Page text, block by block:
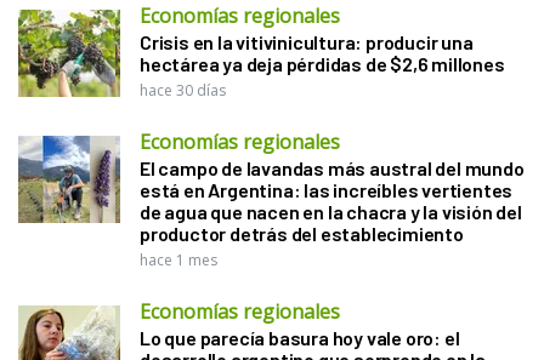
Economías regionales
Crisis en la vitivinicultura: producir una
hectárea ya deja pérdidas de $2,6 millones
hace 30 días
Economías regionales
El campo de lavandas más austral del mundo
está en Argentina: las increíbles vertientes
de agua que nacen en la chacra y la visión del
productor detrás del establecimiento
hace 1 mes
Economías regionales
Lo que parecía basura hoy vale oro: el